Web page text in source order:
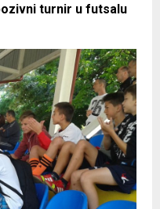
turnir u futsalu